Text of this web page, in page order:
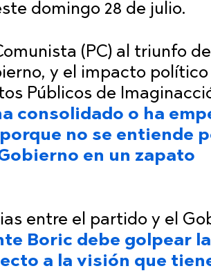
domingo 28 de julio.
(PC) al triunfo de
y el impacto político
Públicos de
consolidado o ha
no se entiende
en un zapato
entre el partido y el
Boric debe golpear la
a la visión que